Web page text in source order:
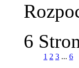
6
1 2 3 ... 6